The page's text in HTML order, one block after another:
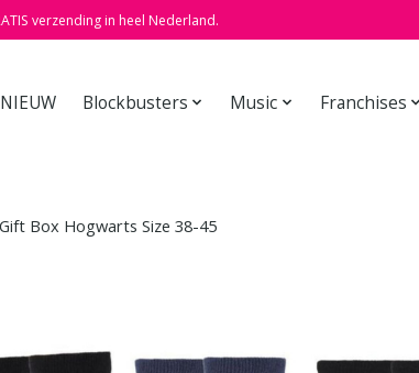
verzending in heel Nederland.
NIEUW Blockbusters Music Franchises
Box Hogwarts Size 38-45